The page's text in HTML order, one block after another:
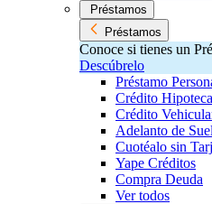
Préstamos
Préstamos
Conoce si tienes un
Descúbrelo
Préstamo
Crédito
Crédito
Adelanto de
Cuotéalo sin
Yape Créditos
Compra Deuda
Ver todos